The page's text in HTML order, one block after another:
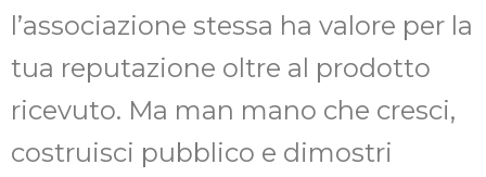
l’associazione stessa ha valore per la
tua reputazione oltre al prodotto
ricevuto. Ma man mano che cresci,
costruisci pubblico e dimostri